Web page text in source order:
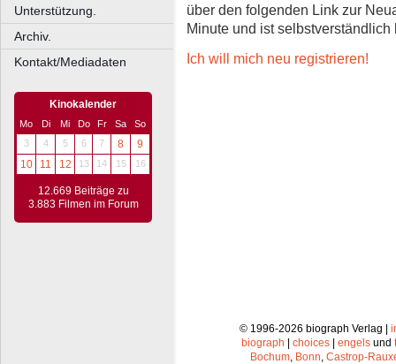
Unterstützung.
Archiv.
Kontakt/Mediadaten
Kinokalender
Mo Di Mi Do Fr Sa
So
3
4 5 6 7 8
9
10
11 12 13 14 15 16
12.669 Beiträge zu
3.883 Filmen im Forum
über den folgenden Link zur
Minute und ist selbstverständlich
Ich will mich neu registrieren!
© 1996-2026 biograph Verlag |
biograph
choices engels und
Bochum, Bonn, Castrop-